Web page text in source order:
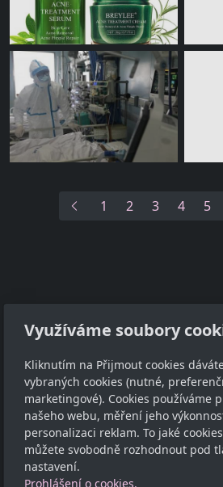
1 2 3 4 5
Adresa
TCM - Eruvia
Lesní 719, 34506 Kdyně
Kontakt
00420 605 565 580
Využíváme soubory
Kliknutím na Přijmout cookies
vybraných cookies (nutné,
marketingové). Cookies používáme
našeho webu, měření jeho
personalizaci reklam. To jaké
můžete svobodně rozhodnout pod
nastavení.
Prohlášení o cookies.